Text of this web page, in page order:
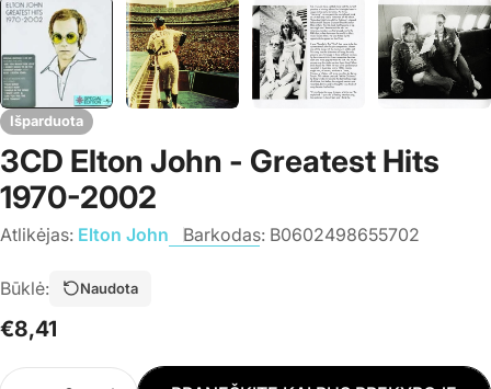
Išparduota
3CD Elton John - Greatest Hits
1970-2002
Atlikėjas: Elton John Barkodas: B0602498655702
Būklė: Naudota
Įprasta
€8,41
Kiekis